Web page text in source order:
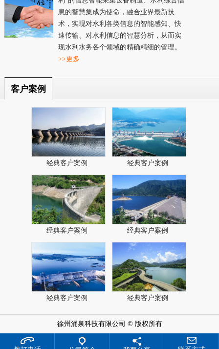
息的智慧集成为使命，融合业界最新技
术，实现对水利各类信息的智能感知、快
速传输、对水利信息的智慧分析，从而实
现水利水务各个领域的精确精细的管理。
>>更多
客户案例
经典客户案例 经典客户案例
经典客户案例 经典客户案例
经典客户案例 经典客户案例
徐州涌泉科技有限公司 © 版权所有